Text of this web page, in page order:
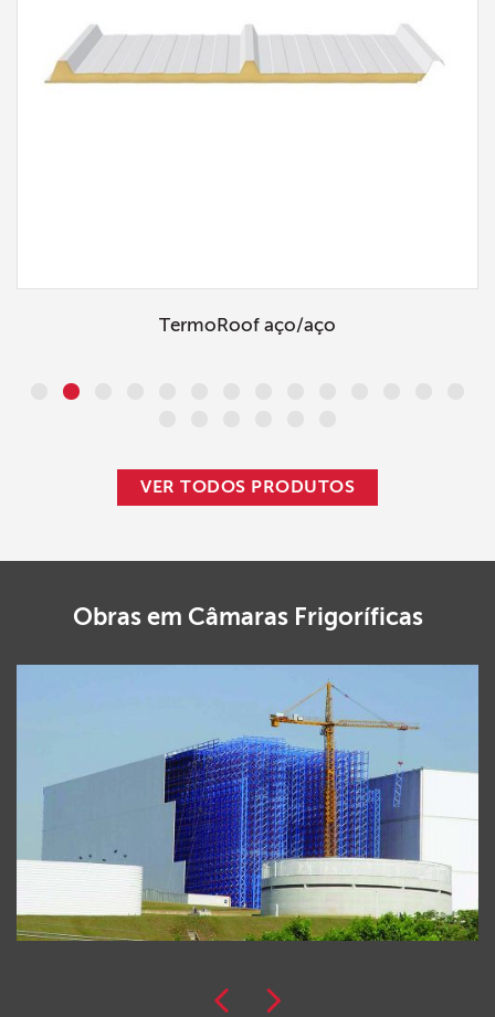
TermoRoof aço/aço
VER TODOS PRODUTOS
Obras em Câmaras Frigoríficas